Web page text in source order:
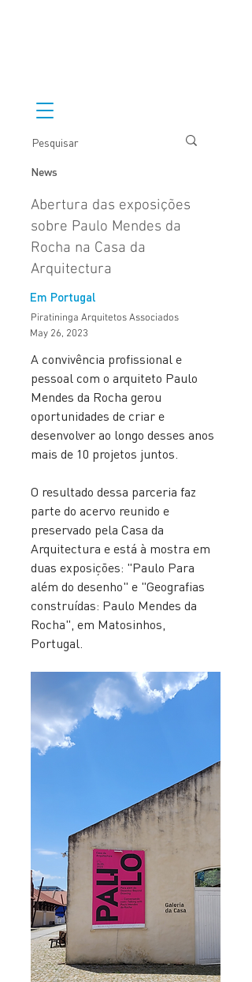
News
Abertura das exposições
sobre Paulo Mendes da
Rocha na Casa da
Arquitectura
Em Portugal
Piratininga Arquitetos Associados
May 26, 2023
A convivência profissional e
pessoal com o arquiteto Paulo
Mendes da Rocha gerou
oportunidades de criar e
desenvolver ao longo desses anos
mais de 10 projetos juntos.
O resultado dessa parceria faz
parte do acervo reunido e
preservado pela Casa da
Arquitectura e está à mostra em
duas exposições: "Paulo Para
além do desenho" e "Geografias
construídas: Paulo Mendes da
Rocha", em Matosinhos,
Portugal.